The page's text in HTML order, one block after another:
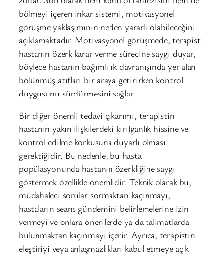
bölmeyi içeren inkar sistemi, motivasyonel
görüşme yaklaşımının neden yararlı olabileceğini
açıklamaktadır. Motivasyonel görüşmede, terapist
hastanın özerk karar verme sürecine saygı duyar,
böylece hastanın bağımlılık davranışında yer alan
bölünmüş atıfları bir araya getirirken kontrol
duygusunu sürdürmesini sağlar.
Bir diğer önemli tedavi çıkarımı, terapistin
hastanın yakın ilişkilerdeki kırılganlık hissine ve
kontrol edilme korkusuna duyarlı olması
gerektiğidir. Bu nedenle, bu hasta
popülasyonunda hastanın özerkliğine saygı
göstermek özellikle önemlidir. Teknik olarak bu,
müdahaleci sorular sormaktan kaçınmayı,
hastaların seans gündemini belirlemelerine izin
vermeyi ve onlara önerilerde ya da talimatlarda
bulunmaktan kaçınmayı içerir. Ayrıca, terapistin
eleştiriyi veya anlaşmazlıkları kabul etmeye açık